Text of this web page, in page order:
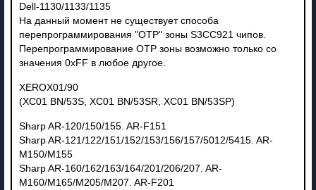
Dell-1130/1133/1135
На данный момент не существует способа
перепрограммирования "ОТР" зоны S3CC921 чипов.
Перепрограммирование ОТР зоны возможно только со
значения 0хFF в любое другое.
XEROX01/90
(XC01 BN/53S, XC01 BN/53SR, XC01 BN/53SP)
Sharp AR-120/150/155. AR-F151
Sharp AR-121/122/151/152/153/156/157/5012/5415. AR-
M150/M155
Sharp AR-160/162/163/164/201/206/207. AR-
M160/M165/M205/M207. AR-F201